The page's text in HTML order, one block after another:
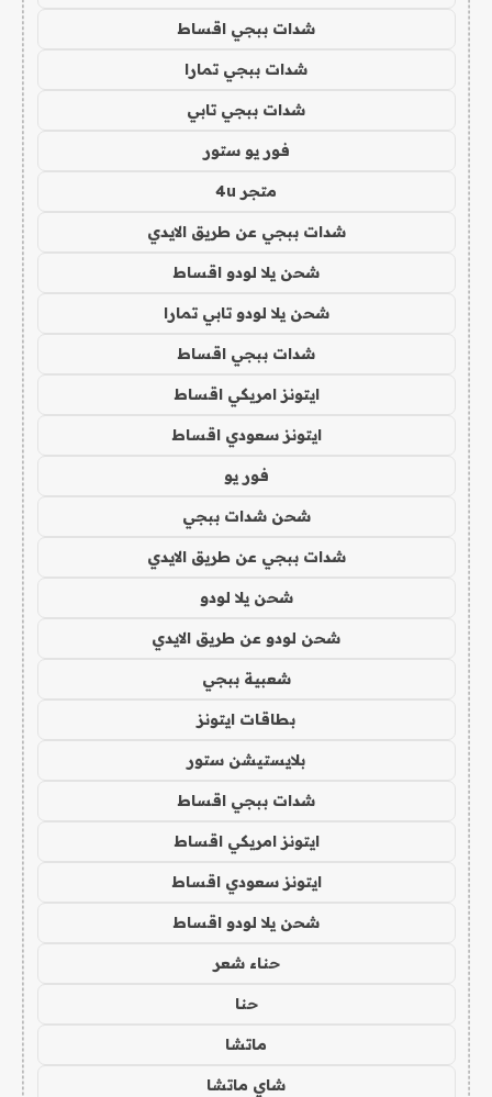
شدات ببجي اقساط
شدات ببجي تمارا
شدات ببجي تابي
فور يو ستور
متجر 4u
شدات ببجي عن طريق الايدي
شحن يلا لودو اقساط
شحن يلا لودو تابي تمارا
شدات ببجي اقساط
ايتونز امريكي اقساط
ايتونز سعودي اقساط
فور يو
شحن شدات ببجي
شدات ببجي عن طريق الايدي
شحن يلا لودو
شحن لودو عن طريق الايدي
شعبية ببجي
بطاقات ايتونز
بلايستيشن ستور
شدات ببجي اقساط
ايتونز امريكي اقساط
ايتونز سعودي اقساط
شحن يلا لودو اقساط
حناء شعر
حنا
ماتشا
شاي ماتشا